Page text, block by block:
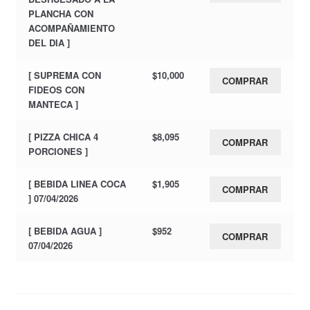
PLANCHA CON
ACOMPAÑAMIENTO
DEL DIA ]
[ SUPREMA CON
FIDEOS CON
MANTECA ]
$10,000 COMPRAR
[ PIZZA CHICA 4
PORCIONES ]
$8,095 COMPRAR
[ BEBIDA LINEA COCA
] 07/04/2026
$1,905 COMPRAR
[ BEBIDA AGUA ]
07/04/2026
$952 COMPRAR